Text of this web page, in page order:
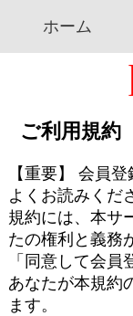
ホーム
ご利用規約
【重要】 会員
よくお読みくだ
規約には、本サ
たの権利と義務
「同意して会員
あなたが本規約
ます。